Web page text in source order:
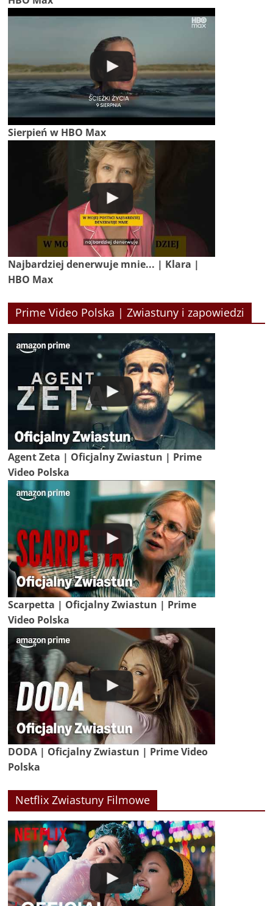
Sierpień w HBO Max
Najbardziej denerwuje mnie... | Klara |
HBO Max
Prime Video Polska | Zwiastuny i zapowiedzi
Agent Zeta | Oficjalny Zwiastun | Prime
Video Polska
Scarpetta | Oficjalny Zwiastun | Prime
Video Polska
DODA | Oficjalny Zwiastun | Prime Video
Polska
Netflix Zwiastuny Filmowe